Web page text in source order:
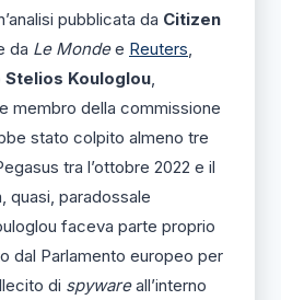
pubblicata da Citizen
da Le Mondee Reuters,
Stelios Kouloglou,
membro della commissione
stato colpito almeno tre
tra l’ottobre 2022 e il
quasi, paradossale
faceva parte proprio
dal Parlamento europeo per
di spywareall’interno